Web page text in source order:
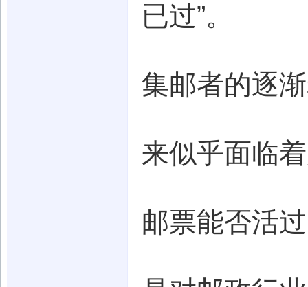
已过”。
集邮者的逐
来似乎面临
邮票能否活